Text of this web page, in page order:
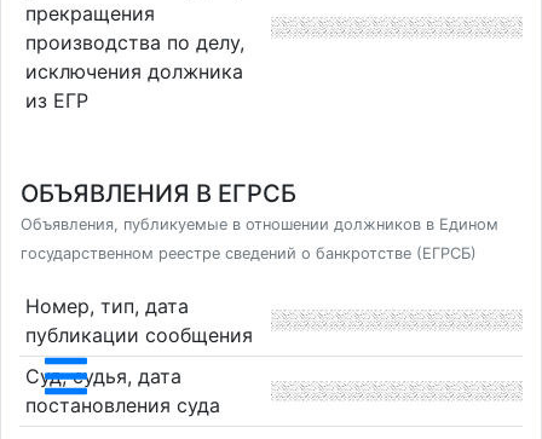
прекращения
производства по делу,
исключения должника
из ЕГР
ОБЪЯВЛЕНИЯ В ЕГРСБ
Объявления, публикуемые в отношении должников в Едином
государственном реестре сведений о банкротстве (ЕГРСБ)
Номер, тип, дата
публикации сообщения
Суд, судья, дата
постановления суда